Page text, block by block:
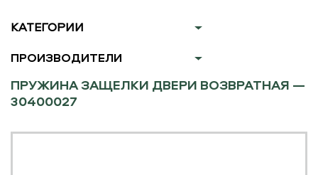
КАТЕГОРИИ
ПРОИЗВОДИТЕЛИ
ПРУЖИНА ЗАЩЕЛКИ ДВЕРИ ВОЗВРАТНАЯ —
30400027